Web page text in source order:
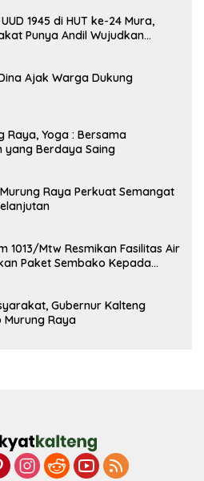
1945 di HUT ke-24 Mura,
Andil Wujudkan
Ajak Warga Dukung
Raya, Yoga : Bersama
yang Berdaya Saing
Raya Perkuat Semangat
1013/Mtw Resmikan Fasilitas Air
Paket Sembako Kepada
Gubernur Kalteng
Murung Raya